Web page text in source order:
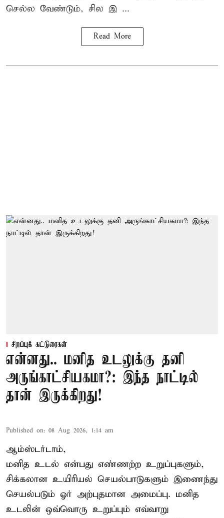
செல்ல வேண்டும், சில இ ...
Read More
சிறப்புக் கட்டுரைகள்
என்னது.. மனித உடலுக்கு தனி
அருங்காட்சியகமா?: இந்த நாட்டில்
தான் இருக்கிறது!
Published on: 08 Aug 2026, 1:14 am
ஆம்ஸ்டர்டாம்,
மனித உடல் என்பது எண்ணற்ற உறுப்புகளும்,
சிக்கலான உயிரியல் செயல்பாடுகளும் இணைந்து
செயல்படும் ஓர் அற்புதமான அமைப்பு. மனித
உடலின் ஒவ்வொரு உறுப்பும் எவ்வாறு